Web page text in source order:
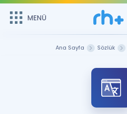
MENÜ
Sepetin Şu
Remzi Hoca ile seni sınava
bekliyor!
MENÜ
Ana Sayfa Sözlük